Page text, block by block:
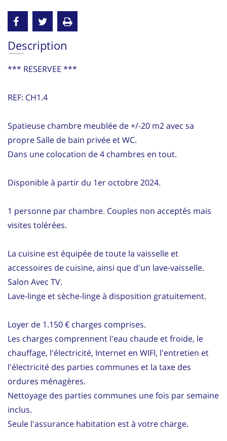
Description
*** RESERVEE ***
REF: CH1.4
Spatieuse chambre meublée de +/-20 m2 avec sa
propre Salle de bain privée et WC.
Dans une colocation de 4 chambres en tout.
Disponible à partir du 1er octobre 2024.
1 personne par chambre. Couples non acceptés mais
visites tolérées.
La cuisine est équipée de toute la vaisselle et
accessoires de cuisine, ainsi que d'un lave-vaisselle.
Salon Avec TV.
Lave-linge et sèche-linge à disposition gratuitement.
Loyer de 1.150 € charges comprises.
Les charges comprennent l'eau chaude et froide, le
chauffage, l'électricité, Internet en WIFI, l'entretien et
l'électricité des parties communes et la taxe des
ordures ménagères.
Nettoyage des parties communes une fois par semaine
inclus.
Seule l'assurance habitation est à votre charge.